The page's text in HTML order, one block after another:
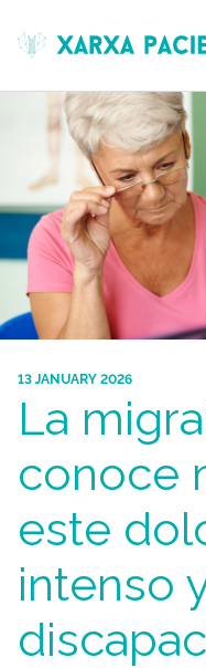
13 JANUARY 2026
La
conoce
este
intenso